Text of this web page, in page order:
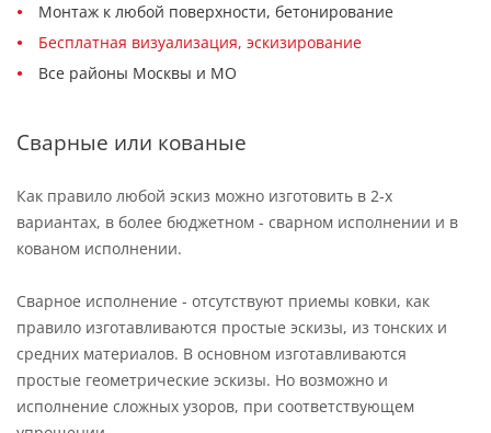
Монтаж к любой поверхности, бетонирование
Бесплатная визуализация, эскизирование
Все районы Москвы и МО
Сварные или кованые
Как правило любой эскиз можно изготовить в 2-х
вариантах, в более бюджетном - сварном исполнении и в
кованом исполнении.
Сварное исполнение - отсутствуют приемы ковки, как
правило изготавливаются простые эскизы, из тонских и
средних материалов. В основном изготавливаются
простые геометрические эскизы. Но возможно и
исполнение сложных узоров, при соответствующем